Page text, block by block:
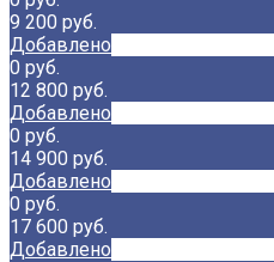
9 200 руб.
Добавлено
0 руб.
12 800 руб.
Добавлено
0 руб.
14 900 руб.
Добавлено
0 руб.
17 600 руб.
Добавлено